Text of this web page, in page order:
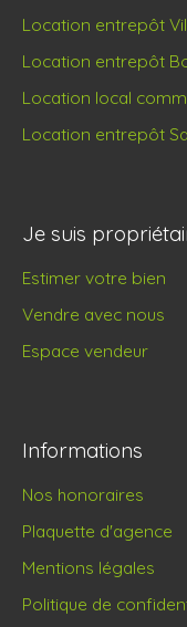
Location entrepôt
Location entrepôt
Location local
Location entrepôt
Je suis
Estimer votre bien
Vendre avec nous
Espace vendeur
Informations
Nos honoraires
Plaquette d'agence
Mentions légales
Politique de